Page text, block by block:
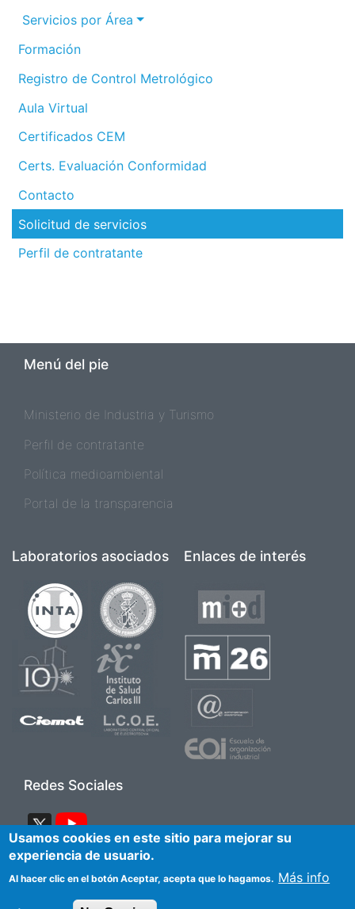
Servicios por Área
Formación
Registro de Control Metrológico
Aula Virtual
Certificados CEM
Certs. Evaluación Conformidad
Contacto
Solicitud de servicios
Perfil de contratante
Menú del pie
Ministerio de Industria y Turismo
Perfil de contratante
Política medioambiental
Portal de la transparencia
Laboratorios asociados
Imagen Imagen
Imagen Imagen
Imagen Imagen
Enlaces de interés
Imagen
Imagen
Imagen
Imagen
Redes Sociales
ImagenImagen
Pie de página 2
Accesibilidad Aviso Legal
Contacto
Usamos cookies en este sitio para mejorar su
experiencia de usuario.
Al hacer clic en el botón Aceptar, acepta que lo hagamos. Más info